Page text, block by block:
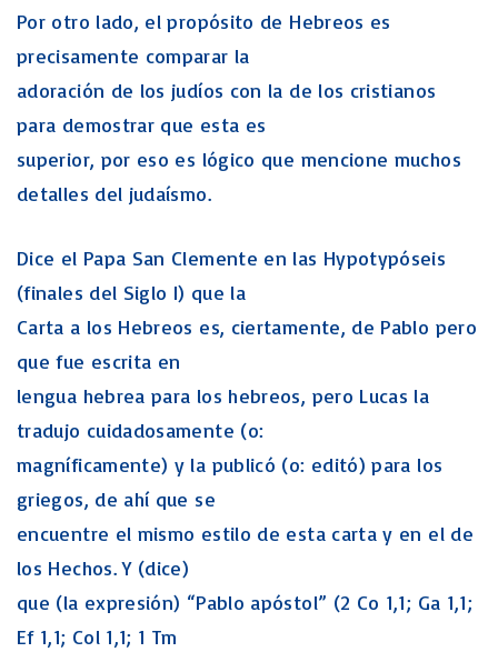
Por otro lado, el propósito de Hebreos es
precisamente comparar la
adoración de los judíos con la de los cristianos
para demostrar que esta es
superior, por eso es lógico que mencione muchos
detalles del judaísmo.
Dice el Papa San Clemente en las Hypotypóseis
(finales del Siglo I) que la
Carta a los Hebreos es, ciertamente, de Pablo pero
que fue escrita en
lengua hebrea para los hebreos, pero Lucas la
tradujo cuidadosamente (o:
magníficamente) y la publicó (o: editó) para los
griegos, de ahí que se
encuentre el mismo estilo de esta carta y en el de
los Hechos. Y (dice)
que (la expresión) “Pablo apóstol” (2 Co 1,1; Ga 1,1;
Ef 1,1; Col 1,1; 1 Tm